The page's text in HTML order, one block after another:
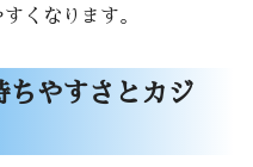
くなります。
ちやすさとカジ